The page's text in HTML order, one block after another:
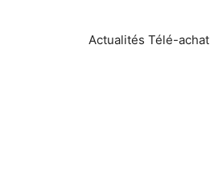
Actualités Télé-achat